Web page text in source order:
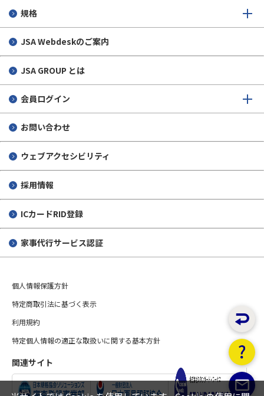
規格
JSA Webdeskのご案内
JSA GROUP とは
会員ログイン
お問い合わせ
ウェブアクセシビリティ
採用情報
ICカードRID登録
家事代行サービス認証
個人情報保護方針
特定商取引法に基づく表示
利用規約
特定個人情報の適正な取扱いに関する基本方針
関連サイト